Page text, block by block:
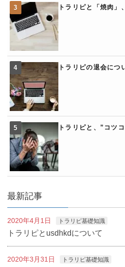
トラリピと「焼肉」
トラリピの退会につ
トラリピと、”コツ
最新記事
2020年4月1日 トラリピ基礎知識
トラリピとusdhkdについて
2020年3月31日 トラリピ基礎知識